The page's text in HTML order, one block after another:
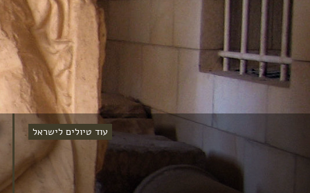
עוד טיולים לישראל